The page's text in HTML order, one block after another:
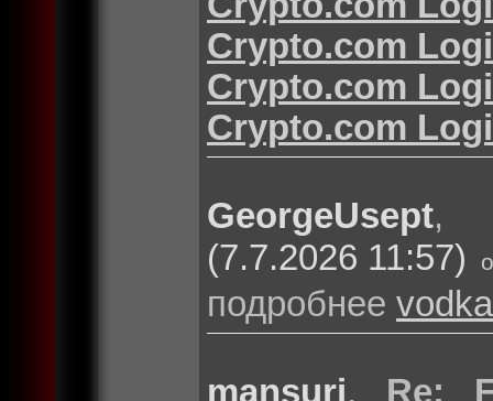
Crypto.com
Crypto.com
Crypto.com
GeorgeUsept
(7.7.2026 11:57)
подробнее
mansuri, Re: